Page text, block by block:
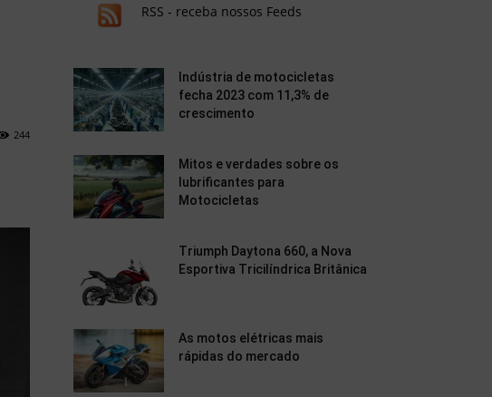
244
RSS - receba nossos Feeds
Indústria de motocicletas
fecha 2023 com 11,3% de
crescimento
Mitos e verdades sobre os
lubrificantes para
Motocicletas
Triumph Daytona 660, a Nova
Esportiva Tricilíndrica Britânica
As motos elétricas mais
rápidas do mercado